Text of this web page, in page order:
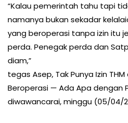
“Kalau pemerintah tahu tapi
namanya bukan sekadar
yang beroperasi tanpa izin itu
perda. Penegak perda dan
diam,”
tegas Asep, Tak Punya Izin
Beroperasi — Ada Apa dengan
diwawancarai, minggu (05/04/